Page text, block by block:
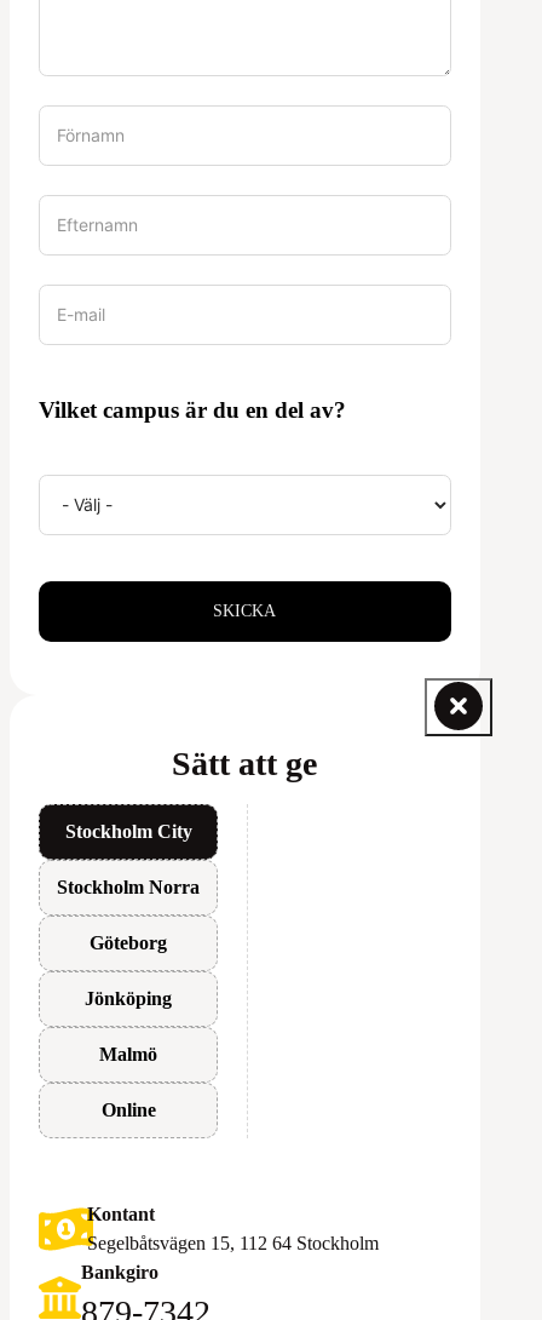
Vilket campus är du en del av?
SKICKA
Sätt att ge
Stockholm City
Stockholm Norra
Göteborg
Jönköping
Malmö
Online
Kontant
Segelbåtsvägen 15, 112 64 Stockholm
Bankgiro
879-7342